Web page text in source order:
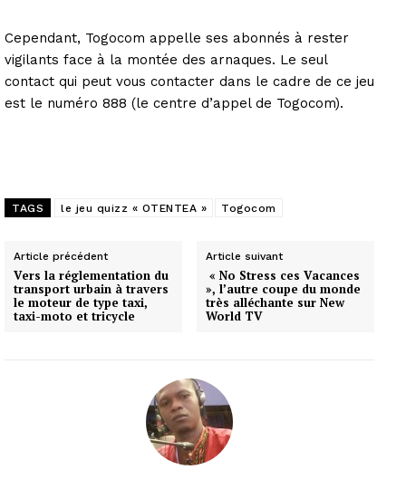
Cependant, Togocom appelle ses abonnés à rester
vigilants face à la montée des arnaques. Le seul
contact qui peut vous contacter dans le cadre de ce jeu
est le numéro 888 (le centre d’appel de Togocom).
TAGS le jeu quizz « OTENTEA » Togocom
Article précédent
Vers la réglementation du
transport urbain à travers
le moteur de type taxi,
taxi-moto et tricycle
Article suivant
« No Stress ces Vacances
», l’autre coupe du monde
très alléchante sur New
World TV